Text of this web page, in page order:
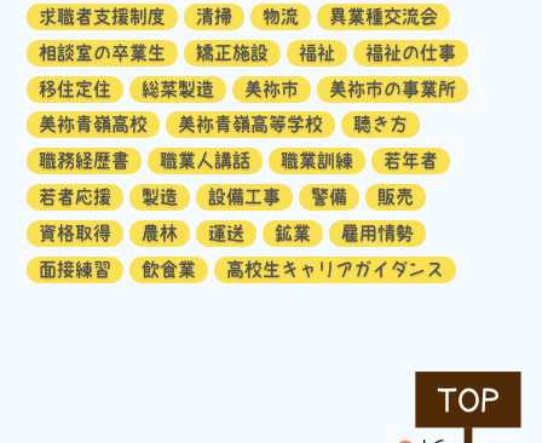
求職者支援制度
清掃 物流
異業種交流会
相談室の卒業生
矯正施設 福祉
福祉の仕事
移住定住
総菜製造 美祢市
美祢市の事業所
美祢青嶺高校
美祢青嶺高等学校
聴き方
職務経歴書
職業人講話 職業訓練
若年者
若者応援
製造 設備工事 警備
販売
資格取得
農林 運送 鉱業
雇用情勢
面接練習
飲食業 高校生キャリアガイダンス
TOP